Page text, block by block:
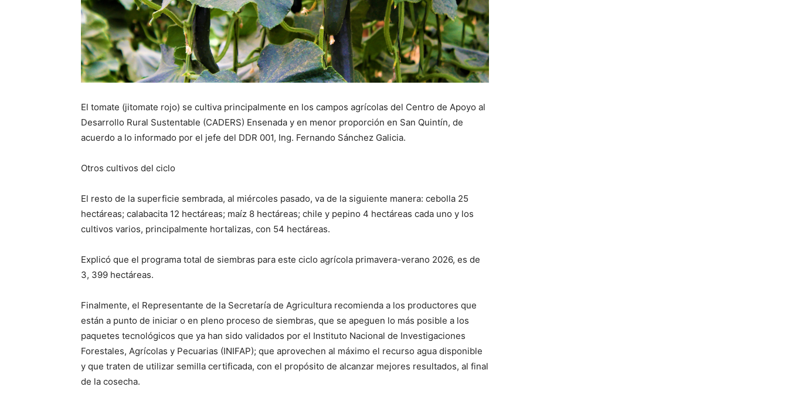
El tomate (jitomate rojo) se cultiva principalmente en los campos agrícolas del Centro de Apoyo al
Desarrollo Rural Sustentable (CADERS) Ensenada y en menor proporción en San Quintín, de
acuerdo a lo informado por el jefe del DDR 001, Ing. Fernando Sánchez Galicia.
Otros cultivos del ciclo
El resto de la superficie sembrada, al miércoles pasado, va de la siguiente manera: cebolla 25
hectáreas; calabacita 12 hectáreas; maíz 8 hectáreas; chile y pepino 4 hectáreas cada uno y los
cultivos varios, principalmente hortalizas, con 54 hectáreas.
Explicó que el programa total de siembras para este ciclo agrícola primavera-verano 2026, es de
3, 399 hectáreas.
Finalmente, el Representante de la Secretaría de Agricultura recomienda a los productores que
están a punto de iniciar o en pleno proceso de siembras, que se apeguen lo más posible a los
paquetes tecnológicos que ya han sido validados por el Instituto Nacional de Investigaciones
Forestales, Agrícolas y Pecuarias (INIFAP); que aprovechen al máximo el recurso agua disponible
y que traten de utilizar semilla certificada, con el propósito de alcanzar mejores resultados, al final
de la cosecha.